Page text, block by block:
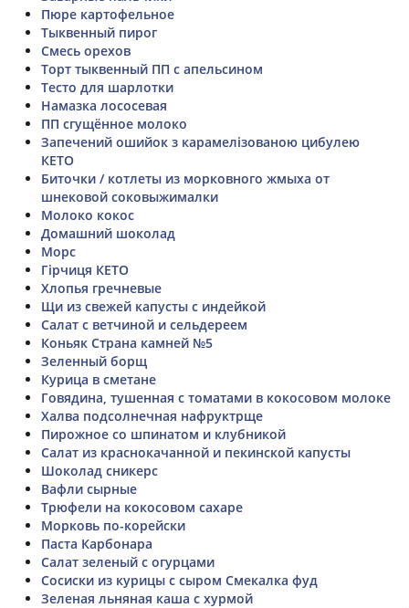
Пюре картофельное
Тыквенный пирог
Смесь орехов
Торт тыквенный ПП с апельсином
Тесто для шарлотки
Намазка лососевая
ПП сгущённое молоко
Запечений ошийок з карамелізованою цибулею
КЕТО
Биточки / котлеты из морковного жмыха от
шнековой соковыжималки
Молоко кокос
Домашний шоколад
Морс
Гірчиця КЕТО
Хлопья гречневые
Щи из свежей капусты с индейкой
Салат с ветчиной и сельдереем
Коньяк Страна камней №5
Зеленный борщ
Курица в сметане
Говядина, тушенная с томатами в кокосовом молоке
Халва подсолнечная нафруктрще
Пирожное со шпинатом и клубникой
Салат из краснокачанной и пекинской капусты
Шоколад сникерс
Вафли сырные
Трюфели на кокосовом сахаре
Морковь по-корейски
Паста Карбонара
Салат зеленый с огурцами
Сосиски из курицы с сыром Смекалка фуд
Зеленая льняная каша с хурмой